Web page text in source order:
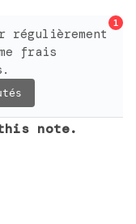
régulièrement
frais
1
note.